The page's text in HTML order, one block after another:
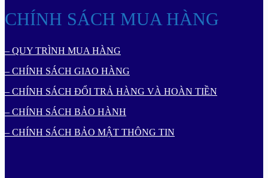
CHÍNH SÁCH MUA HÀNG
– QUY TRÌNH MUA HÀNG
– CHÍNH SÁCH GIAO HÀNG
– CHÍNH SÁCH ĐỔI TRẢ HÀNG VÀ HOÀN TIỀN
– CHÍNH SÁCH BẢO HÀNH
– CHÍNH SÁCH BẢO MẬT THÔNG TIN